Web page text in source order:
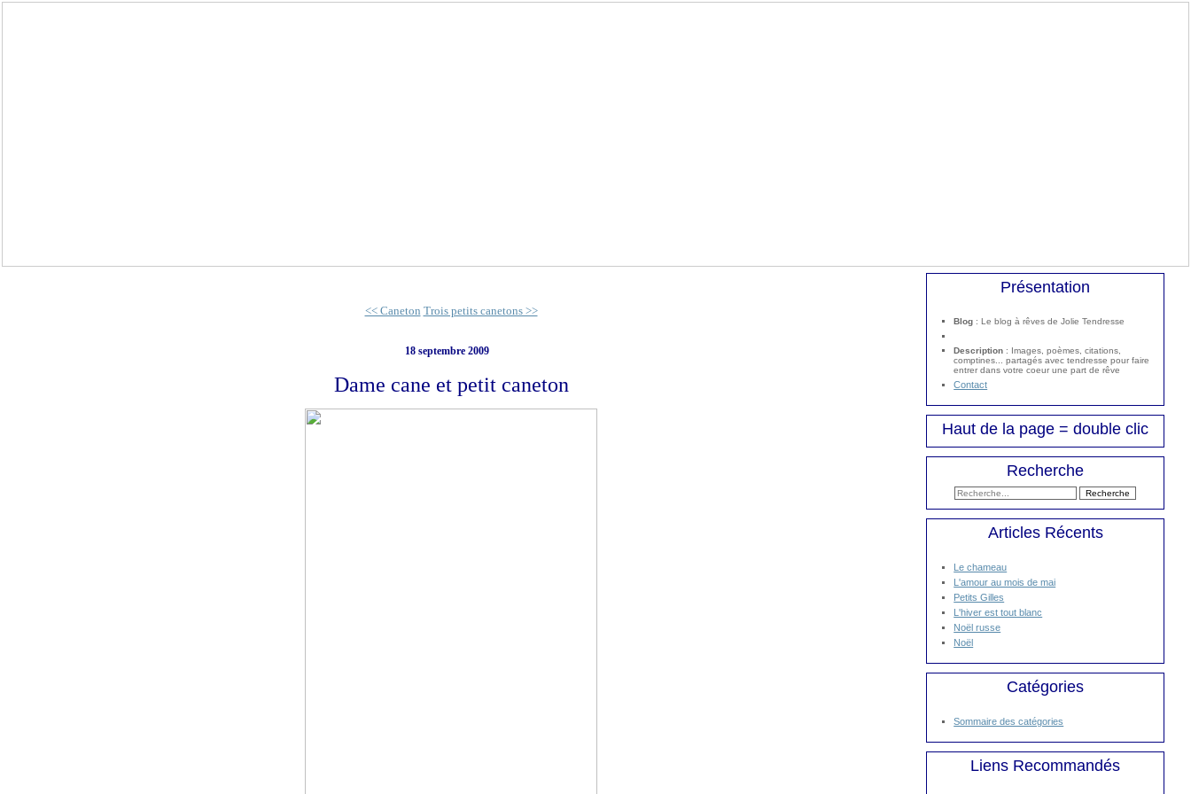
<< Caneton Trois petits canetons >>
18 septembre 2009
Dame cane et petit caneton
Présentation
Blog : Le blog à rêves de Jolie Tendresse
Description : Images, poèmes, citations,
comptines... partagés avec tendresse pour faire
entrer dans votre coeur une part de rêve
Contact
Haut de la page = double clic
Recherche
Articles Récents
Le chameau
L'amour au mois de mai
Petits Gilles
L'hiver est tout blanc
Noël russe
Noël
Catégories
Sommaire des catégories
Liens Recommandés